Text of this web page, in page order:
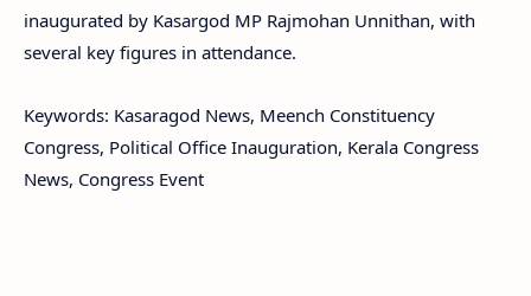
inaugurated by Kasargod MP Rajmohan Unnithan, with
several key figures in attendance.
Keywords: Kasaragod News, Meench Constituency
Congress, Political Office Inauguration, Kerala Congress
News, Congress Event